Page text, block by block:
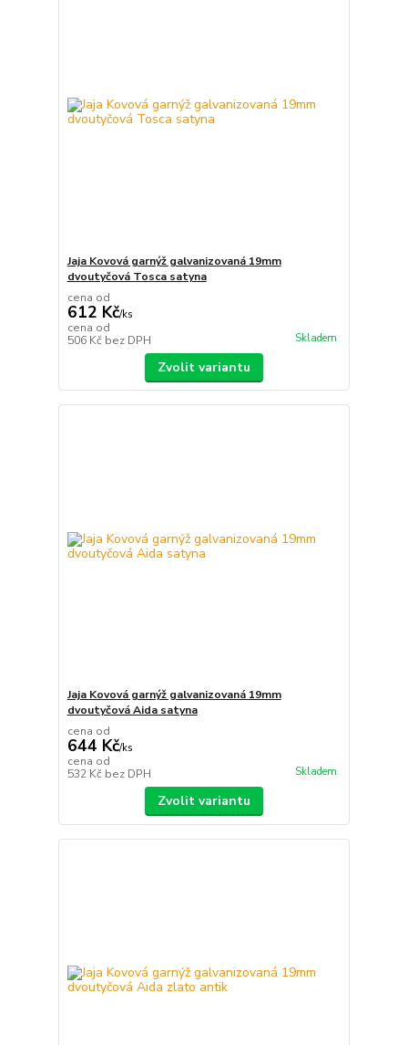
Jaja Kovová garnýž galvanizovaná 19mm
dvoutyčová Tosca satyna
cena od
612 Kč/ks
cena od
506 Kč bez DPH Skladem
Zvolit variantu
Jaja Kovová garnýž galvanizovaná 19mm
dvoutyčová Aida satyna
cena od
644 Kč/ks
cena od
532 Kč bez DPH Skladem
Zvolit variantu